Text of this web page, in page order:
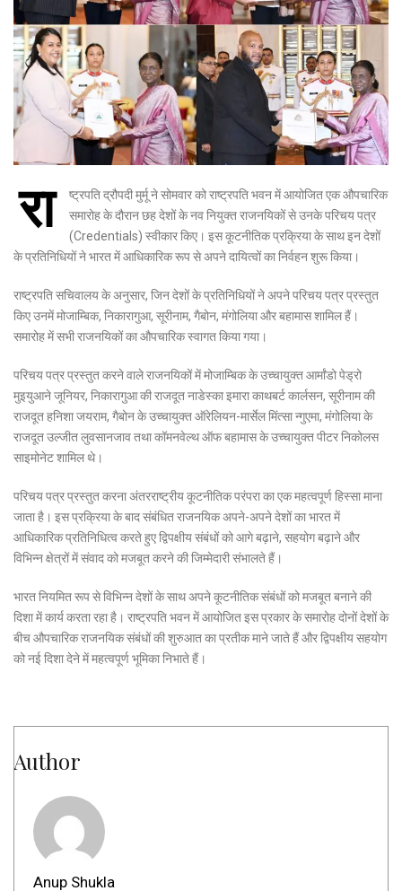
रा
ष्ट्रपति द्रौपदी मुर्मू ने सोमवार को राष्ट्रपति भवन में आयोजित एक औपचारिक
समारोह के दौरान छह देशों के नव नियुक्त राजनयिकों से उनके परिचय पत्र
(Credentials) स्वीकार किए। इस कूटनीतिक प्रक्रिया के साथ इन देशों
के प्रतिनिधियों ने भारत में आधिकारिक रूप से अपने दायित्वों का निर्वहन शुरू किया।
राष्ट्रपति सचिवालय के अनुसार, जिन देशों के प्रतिनिधियों ने अपने परिचय पत्र प्रस्तुत
किए उनमें मोजाम्बिक, निकारागुआ, सूरीनाम, गैबोन, मंगोलिया और बहामास शामिल हैं।
समारोह में सभी राजनयिकों का औपचारिक स्वागत किया गया।
परिचय पत्र प्रस्तुत करने वाले राजनयिकों में मोजाम्बिक के उच्चायुक्त आर्मांडो पेड्रो
मुइयुआने जूनियर, निकारागुआ की राजदूत नाडेस्का इमारा काथबर्ट कार्लसन, सूरीनाम की
राजदूत हनिशा जयराम, गैबोन के उच्चायुक्त ऑरेलियन-मार्सेल मिंत्सा न्गुएमा, मंगोलिया के
राजदूत उल्जीत लुवसानजाव तथा कॉमनवेल्थ ऑफ बहामास के उच्चायुक्त पीटर निकोलस
साइमोनेट शामिल थे।
परिचय पत्र प्रस्तुत करना अंतरराष्ट्रीय कूटनीतिक परंपरा का एक महत्वपूर्ण हिस्सा माना
जाता है। इस प्रक्रिया के बाद संबंधित राजनयिक अपने-अपने देशों का भारत में
आधिकारिक प्रतिनिधित्व करते हुए द्विपक्षीय संबंधों को आगे बढ़ाने, सहयोग बढ़ाने और
विभिन्न क्षेत्रों में संवाद को मजबूत करने की जिम्मेदारी संभालते हैं।
भारत नियमित रूप से विभिन्न देशों के साथ अपने कूटनीतिक संबंधों को मजबूत बनाने की
दिशा में कार्य करता रहा है। राष्ट्रपति भवन में आयोजित इस प्रकार के समारोह दोनों देशों के
बीच औपचारिक राजनयिक संबंधों की शुरुआत का प्रतीक माने जाते हैं और द्विपक्षीय सहयोग
को नई दिशा देने में महत्वपूर्ण भूमिका निभाते हैं।
Author
Anup Shukla